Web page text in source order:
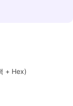
+ Hex)